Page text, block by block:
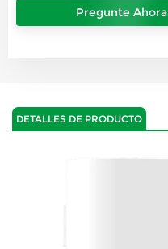
Pregunte Ahora
DETALLES DE PRODUCTO